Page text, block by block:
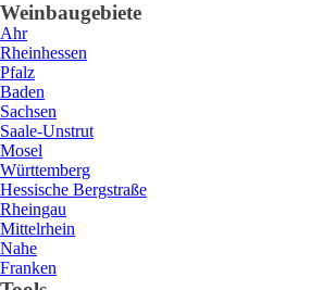
Weinbaugebiete
Ahr
Rheinhessen
Pfalz
Baden
Sachsen
Saale-Unstrut
Mosel
Württemberg
Hessische Bergstraße
Rheingau
Mittelrhein
Nahe
Franken